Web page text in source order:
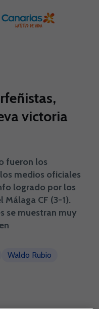
victoria
fueron los
medios oficiales
logrado por los
Málaga CF (3-1).
se muestran muy
Waldo Rubio